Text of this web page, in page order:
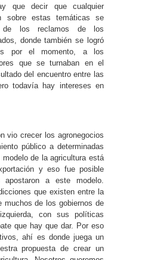
que decir que cualquier
sobre estas temáticas se
de los reclamos de los
donde también se logró
por el momento, a los
que se turnaban en el
del encuentro entre las
todavía hay intereses en
vio crecer los agronegocios
público a determinadas
de la agricultura está
y eso fue posible
a este modelo.
que existen entre la
muchos de los gobiernos de
con sus políticas
que hay que dar. Por eso
ahí es donde juega un
propuesta de crear un